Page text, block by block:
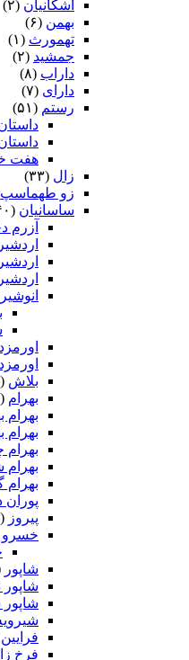
اشکانیان (۲)
بهمن (۶)
تهمورث (۱)
جمشید (۲)
داراب (۸)
دارای (۷)
رستم (۵۱)
هفت
زال (۳۳)
زو طهماسپ‏
ساسانیان (۳۴۰)
آزرم
اردشیر
اورمزد
بلاش (۳)
بهرام (۲)
بهرام
بهرام
بهرام
بهرام
بهرام
پیروز (۵)
خسرو
شاپور
شاپور
فرایین
فرخ